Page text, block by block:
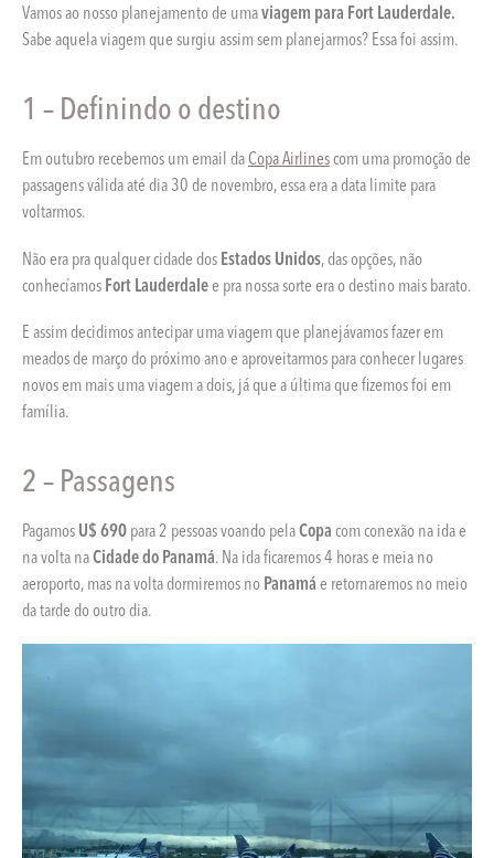
Vamos ao nosso planejamento de umaviagem para Fort Lauderdale.
Sabe aquela viagem que surgiu assim sem planejarmos? Essa foi assim.
1 – Definindo o destino
Em outubro recebemos um email da Copa Airlinescom uma promoção de
passagens válida até dia 30 de novembro, essa era a data limite para
voltarmos.
Não era pra qualquer cidade dos Estados Unidos, das opções, não
conhecíamos Fort Lauderdalee pra nossa sorte era o destino mais barato.
E assim decidimos antecipar uma viagem que planejávamos fazer em
meados de março do próximo ano e aproveitarmos para conhecer lugares
novos em mais uma viagem a dois, já que a última que fizemos foi em
família.
2 – Passagens
Pagamos U$ 690 para 2 pessoas voando pelaCopa com conexão na ida e
na volta naCidade do Panamá. Na ida ficaremos 4 horas e meia no
aeroporto, mas na volta dormiremos no Panamá e retornaremos no meio
da tarde do outro dia.